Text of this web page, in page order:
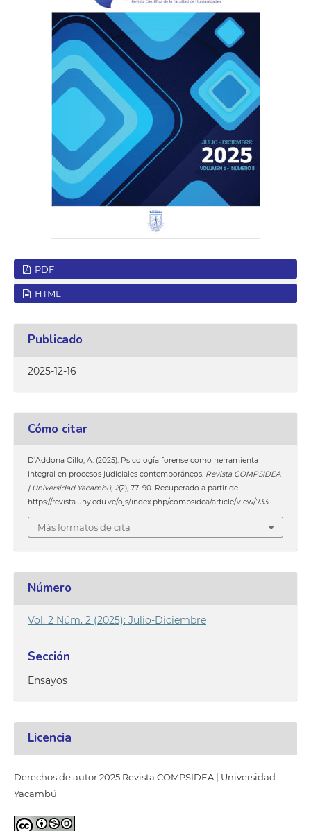
PDF
HTML
Publicado
2025-12-16
Cómo citar
D’Addona Cillo, A. (2025). Psicología forense como herramienta
integral en procesos judiciales contemporáneos. Revista COMPSIDEA
| Universidad Yacambú, 2(2), 77–90. Recuperado a partir de
https://revista.uny.edu.ve/ojs/index.php/compsidea/article/view/733
Más formatos de cita
Número
Vol. 2 Núm. 2 (2025): Julio-Diciembre
Sección
Ensayos
Licencia
Derechos de autor 2025 Revista COMPSIDEA | Universidad
Yacambú